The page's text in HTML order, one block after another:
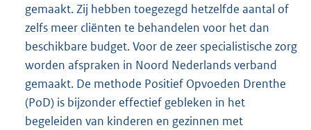
gemaakt. Zij hebben toegezegd hetzelfde aantal of
zelfs meer cliënten te behandelen voor het dan
beschikbare budget. Voor de zeer specialistische zorg
worden afspraken in Noord Nederlands verband
gemaakt. De methode Positief Opvoeden Drenthe
(PoD) is bijzonder effectief gebleken in het
begeleiden van kinderen en gezinnen met